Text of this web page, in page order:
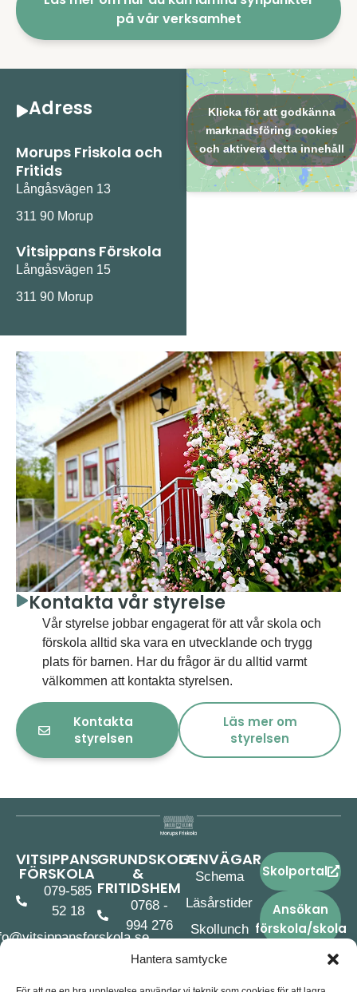
Hantera samtycke
på vår verksamhet
Adress
Morups Friskola och
Fritids
Långåsvägen 13
311 90 Morup
Vitsippans Förskola
Långåsvägen 15
311 90 Morup
Klicka för att godkänna
marknadsföring cookies
och aktivera detta innehåll
Kontakta vår styrelse
Vår styrelse jobbar engagerat för att vår skola och
förskola alltid ska vara en utvecklande och trygg
plats för barnen. Har du frågor är du alltid varmt
välkommen att kontakta styrelsen.
Kontakta
styrelsen
Läs mer om
styrelsen
VITSIPPANS
FÖRSKOLA
079-585
52 18
GRUNDSKOLA
&
FRITIDSHEM
0768 -
994 276
skolan@morupsfriskola.se
GENVÄGAR
Schema
Läsårstider
Skollunch
Skolskjuts
Skolportal
Ansökan
förskola/skola